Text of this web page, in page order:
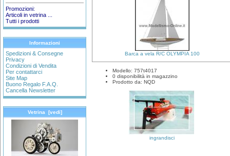
Promozioni:
Articoli in vetrina ...
Tutti i prodotti
Informazioni
Spedizioni & Consegne
Privacy
Condizioni di Vendita
Per contattarci
Site Map
Buono Regalo F.A.Q.
Cancella Newsletter
Vetrina [vedi]
Modello: 757t4017
0 disponibilità in magazzino
Prodotto da: NQD
ingrandisci
Barca a vela R/C OLYMPIA 100